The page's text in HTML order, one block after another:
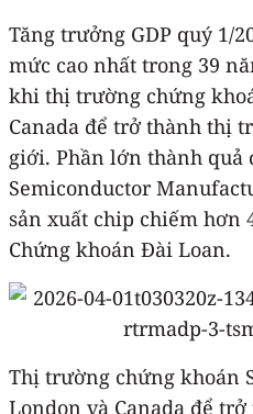
Tăng trưởng GDP quý 1/
mức cao nhất trong 39
khi thị trường chứng
Canada để trở thành thị
giới. Phần lớn thành quả
Semiconductor
sản xuất chip chiếm hơn
Chứng khoán Đài Loan.
Thị trường chứng khoán
London và Canada để